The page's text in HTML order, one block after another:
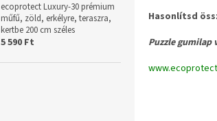
ecoprotect Luxury-30 prémium
műfű, zöld, erkélyre, teraszra,
kertbe 200 cm széles
5 590 Ft
Hasonlítsd
Puzzle gumilap